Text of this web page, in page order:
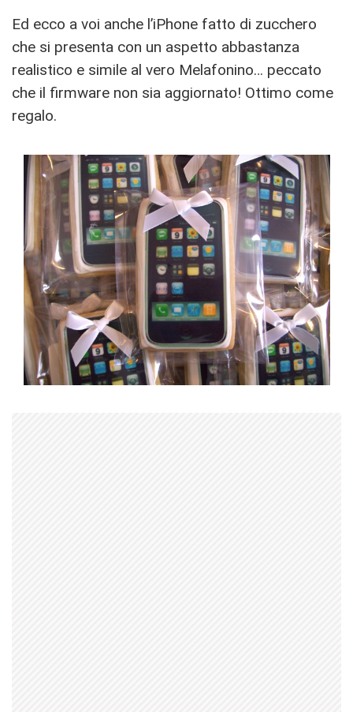
Ed ecco a voi anche l’iPhone fatto di zucchero
che si presenta con un aspetto abbastanza
realistico e simile al vero Melafonino… peccato
che il firmware non sia aggiornato! Ottimo come
regalo.